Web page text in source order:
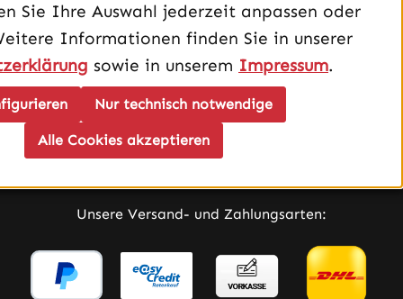
Infos
Service
Unsere Versand- und Zahlungsarten:
Sie Ihre Auswahl jederzeit anpassen oder
Informationen finden Sie in unserer
sowie in unserem Impressum.
Nur technisch notwendige
Alle Cookies akzeptieren